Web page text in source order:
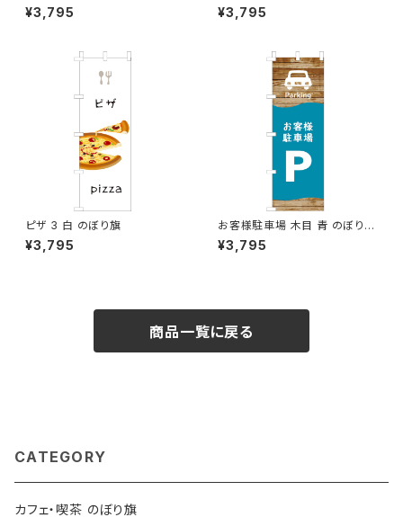
¥3,795
ーヒー のぼり旗
¥3,795
ピザ 3 白 のぼり旗
¥3,795
お客様駐車場 木目 青 のぼり旗
のぼり旗
¥3,795
商品一覧に戻る
CATEGORY
カフェ・喫茶 のぼり旗